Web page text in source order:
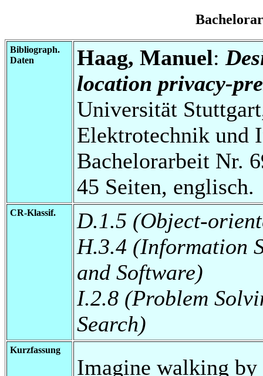
Bibliograph.
Daten
Haag, Manuel:
location privacy-
Universität
Elektrotechnik und
Bachelorarbeit Nr.
45 Seiten, englisch.
CR-Klassif.
D.1.5 (Object-
H.3.4 (Information
and Software)
I.2.8 (Problem
Search)
Kurzfassung
Imagine walking by